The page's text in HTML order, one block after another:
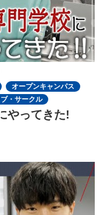
オープンキャンパス
・サークル
やってきた!